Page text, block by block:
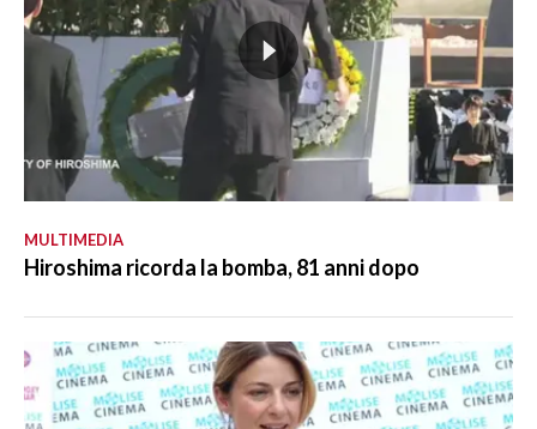
MULTIMEDIA
Hiroshima ricorda la bomba, 81 anni dopo